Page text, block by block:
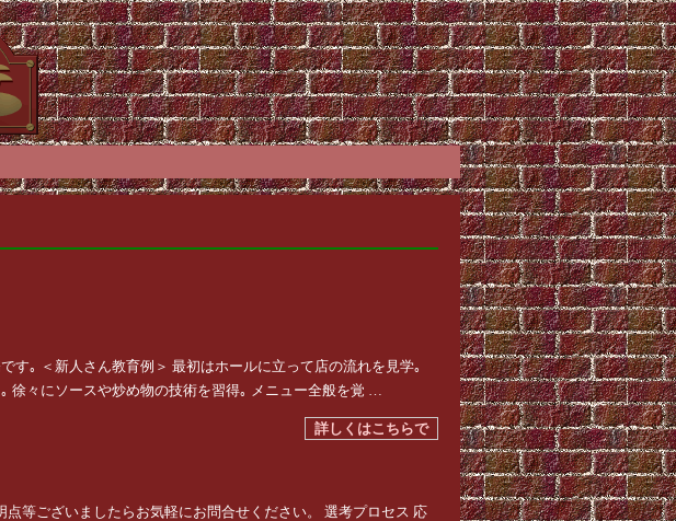
す｡ ＜新人さん教育例＞ 最初はホールに立って店の流れを見学｡
徐々にソースや炒め物の技術を習得｡ メニュー全般を覚 …
詳しくはこちらで
等ございましたらお気軽にお問合せください。 選考プロセス 応